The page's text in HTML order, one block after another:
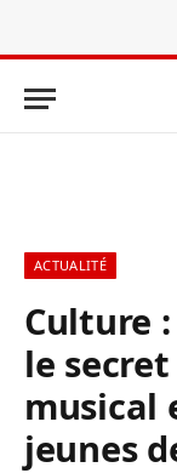
ACTUALITÉ
Culture
le
musical
jeunes